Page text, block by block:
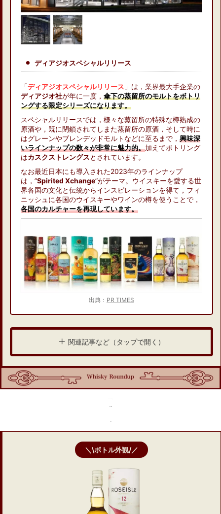
ディアジオスペシャルリリース
「ディアジオスペシャルリリース 」は，業界最大手企業の
ディアジオ社が年に一度， 傘下の蒸留所のモルトをボトリ
ングする限定シリーズになります。
スペシャルリリースでは，様々な蒸留所の特殊な樽熟成の
原酒や，既に閉鎖されてしまた蒸留所の原酒，そして時に
はグレーンやブレンデッドモルトなどに至るまで， 興味深
いラインナップの数々が非常に魅力的。加えてボトリング
はカスクストレングスとされています。
なお最近日本にも導入された2023年のラインナップ
は，”Spirited Xchange”がテーマ。ウイスキーを愛する世
界各国の文化と伝統からインスピレーションを得て，フィ
ニッシュに各国のウイスキーやワインの樽を使うことで，
各国のカルチャーを再現しています。
出典： PR TIMES
関連記事など（タップで開く）
＼\ボトル外観/／